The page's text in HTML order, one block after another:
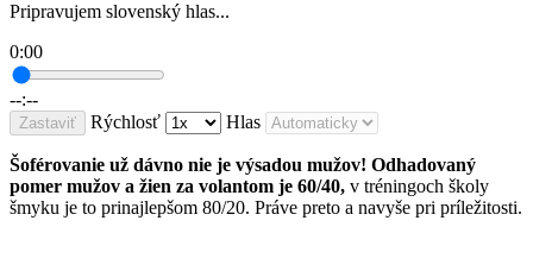
Pripravujem slovenský hlas...
0:00
--:--
Zastaviť Rýchlosť Hlas
Šoférovanie už dávno nie je výsadou mužov! Odhadovaný
pomer mužov a žien za volantom je 60/40, v tréningoch školy
šmyku je to prinajlepšom 80/20. Práve preto a navyše pri príležitosti.